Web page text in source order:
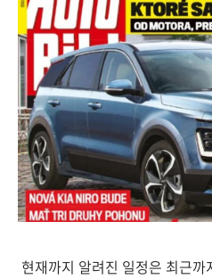
현재까지 알려진 일정은 최근